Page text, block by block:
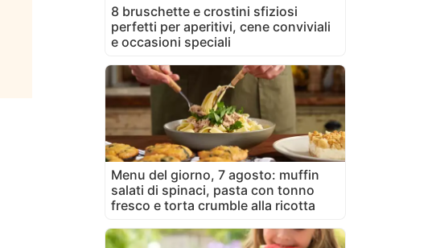
8 bruschette e crostini sfiziosi
perfetti per aperitivi, cene conviviali
e occasioni speciali
Menu del giorno, 7 agosto: muffin
salati di spinaci, pasta con tonno
fresco e torta crumble alla ricotta